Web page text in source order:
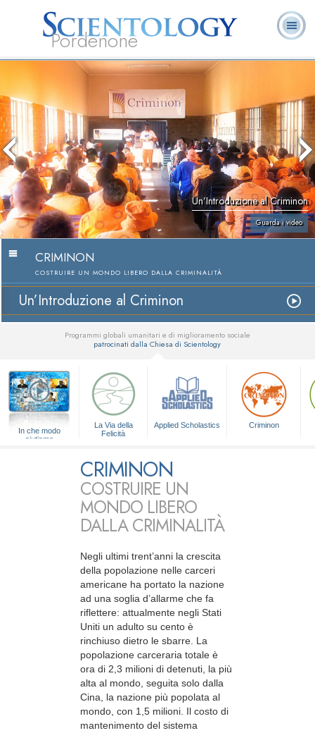
Pordenone
Che cos’è
Scientology?
Volontari
Un’Introduzione al Criminon
Guarda i video
CRIMINON
COSTRUIRE UN MONDO LIBERO DALLA CRIMINALITÀ
Un’Introduzione al Criminon
Programmi globali umanitari e di miglioramento sociale
patrocinati dalla Chiesa di Scientology
In che modo
aiutiamo
La Via della
Felicità
Applied Scholastics Criminon
CRIMINON
COSTRUIRE UN
MONDO LIBERO
DALLA CRIMINALITÀ
Negli ultimi trent’anni la crescita
della popolazione nelle carceri
americane ha portato la nazione
ad una soglia d’allarme che fa
riflettere: attualmente negli Stati
Uniti un adulto su cento è
rinchiuso dietro le sbarre. La
popolazione carceraria totale è
ora di 2,3 milioni di detenuti, la più
alta al mondo, seguita solo dalla
Cina, la nazione più popolata al
mondo, con 1,5 milioni. Il costo di
mantenimento del sistema